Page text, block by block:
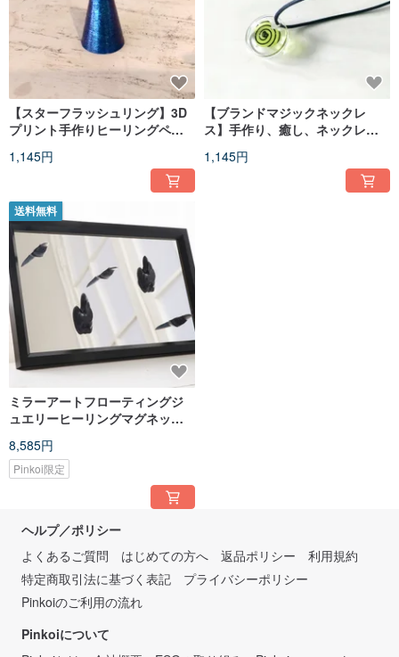
【スターフラッシュリング】3D
プリント手作りヒーリングペン
1,145円
【ブランドマジックネックレ
ス】手作り、癒し、ネックレ
アル
1,145円
送料無料
ミラーアートフローティングジ
ュエリーヒーリングマグネット
グリングギフト誕生日カップル
8,585円
Pinkoi限定
ヘルプ／ポリシー
よくあるご質問
はじめての方へ 返品ポリシー
利用規約
特定商取引法に基づく表記
プライバシーポリシー
Pinkoiのご利用の流れ
Pinkoiについて